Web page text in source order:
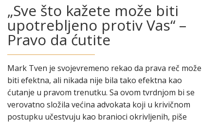
„Sve što kažete može biti
upotrebljeno protiv Vas“ –
Pravo da ćutite
Mark Tven je svojevremeno rekao da prava reč može
biti efektna, ali nikada nije bila tako efektna kao
ćutanje u pravom trenutku. Sa ovom tvrdnjom bi se
verovatno složila većina advokata koji u krivičnom
postupku učestvuju kao branioci okrivljenih, piše